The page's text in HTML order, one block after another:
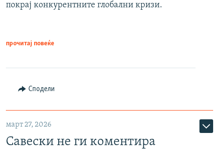
покрај конкурентните глобални кризи.
прочитај повеќе
Сподели
март 27, 2026
Савески не ги коментира